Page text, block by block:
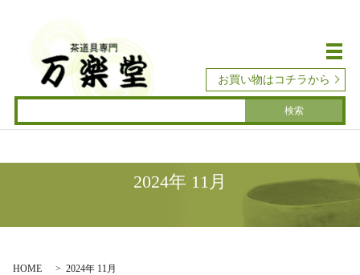
メ
お買い物はコチラから
2024年 11月
HOME 2024年 11月